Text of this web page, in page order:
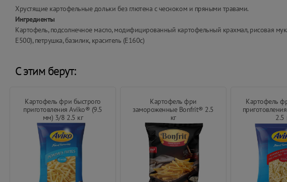
Хрустящие картофельные дольки без глютена с чесноком и пряными травами.
Ингредиенты
Картофель, подсолнечное масло, модифицированный картофельный крахмал, рисовая
Е500), петрушка, базилик, краситель (Е160с)
С этим берут:
Картофель фри быстрого
приготовления Aviko® (9.5
мм) 3/8 2.5 кг
Картофель фри
замороженные Bonfrit® 2.5
кг
Картофель
2.5